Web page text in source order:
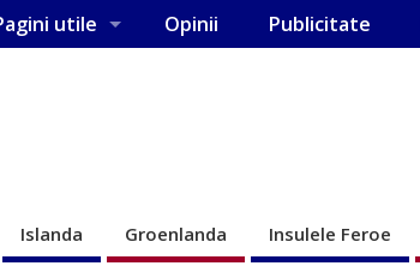
utile Opinii Publicitate
Islanda Groenlanda Insulele Feroe